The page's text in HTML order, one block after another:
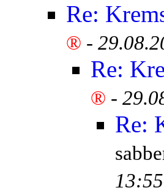
Re:
® -
Re:
® -
Re:
13:55